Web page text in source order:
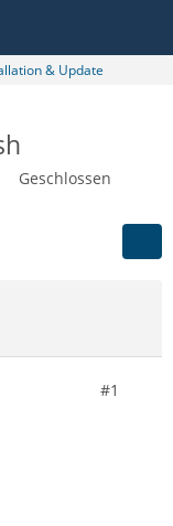
& Update
Geschlossen
#1